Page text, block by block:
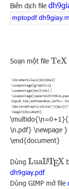
Biên dịch file
mptopdf
Soạn một fileTeX
\n.pdf} \newpage }
\end{document}
DùngLuaLATEX
dh9giay.pdf
Dùng GIMP mở file